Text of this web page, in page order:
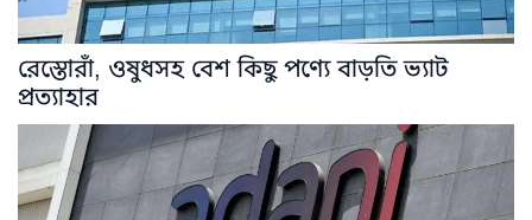
রেস্তোরাঁ, ওষুধসহ বেশ কিছু পণ্যে বাড়তি ভ্যাট
প্রত্যাহার